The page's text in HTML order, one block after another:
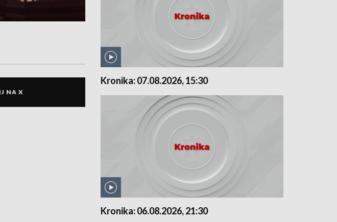
NA X
Kronika: 07.08.2026, 15:30
Kronika: 06.08.2026, 21:30